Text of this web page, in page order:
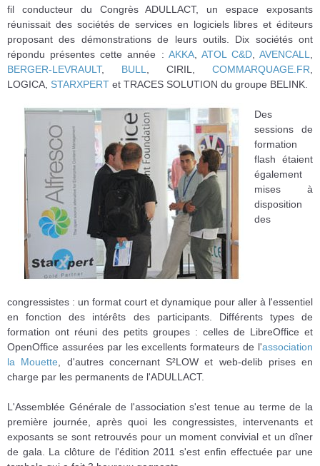
fil conducteur du Congrès ADULLACT, un espace exposants
réunissait des sociétés de services en logiciels libres et éditeurs
proposant des démonstrations de leurs outils. Dix sociétés ont
répondu présentes cette année : AKKA, ATOL C&D, AVENCALL
BERGER-LEVRAUL T, BULL , CIRIL, COMMARQUAGE.FR
LOGICA, STARXPERT et TRACES SOLUTION du groupe BELINK.
Des
sessions de
formation
flash étaient
également
mises à
disposition
des
congressistes : un format court et dynamique pour aller à l'essentiel
en fonction des intérêts des participants. Différents types de
formation ont réuni des petits groupes : celles de LibreOffice et
OpenOffice assurées par les excellents formateurs de l'association
la Mouette , d'autres concernant S²LOW et web-delib prises en
charge par les permanents de l'ADULLACT.
L'Assemblée Générale de l'association s'est tenue au terme de la
première journée, après quoi les congressistes, intervenants et
exposants se sont retrouvés pour un moment convivial et un dîner
de gala. La clôture de l'édition 2011 s'est enfin effectuée par une